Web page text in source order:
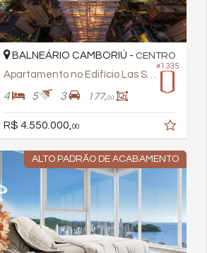
#1.335
BALNEÁRIO CAMBORIÚ - CENTRO
Apartamento no Edifício Las Salinas
4 5 3 177,00
R$ 4.550.000, 00
ALTO PADRÃO DE ACABAMENTO